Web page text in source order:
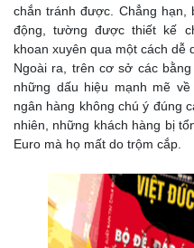
chắn tránh được. Chẳng hạn,
động, tường được thiết kế
khoan xuyên qua một cách dễ
Ngoài ra, trên cơ sở các
những dấu hiệu mạnh mẽ
ngân hàng không chú ý đúng
nhiên, những khách hàng bị
Euro mà họ mất do trộm cắp.